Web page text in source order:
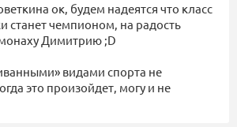
ок, будем надеятся что класс
станет чемпионом, на радость
Димитрию ;D
видами спорта не
это произойдет, могу и не